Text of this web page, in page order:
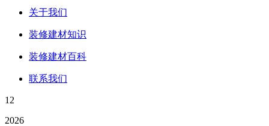
关于我们
装修建材知识
装修建材百科
联系我们
12
2026